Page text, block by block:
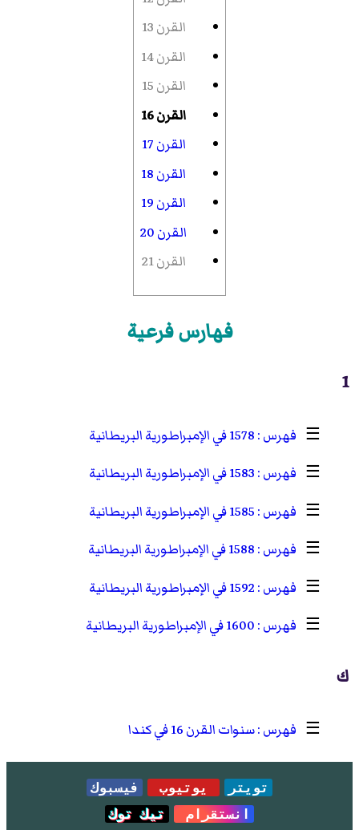
القرن 13
القرن 14
القرن 15
القرن 16
القرن 17
القرن 18
القرن 19
القرن 20
القرن 21
فهارس فرعية
1
☰
1578 في الإمبراطورية البريطانية
☰
1583 في الإمبراطورية البريطانية
☰
1585 في الإمبراطورية البريطانية
☰
1588 في الإمبراطورية البريطانية
☰
1592 في الإمبراطورية البريطانية
☰
1600 في الإمبراطورية البريطانية
ك
☰ سنوات القرن 16 في كندا
تويتر يوتيوب
فيسبوك
انستقرام
تيك توك